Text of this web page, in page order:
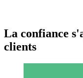
La confiance
clients